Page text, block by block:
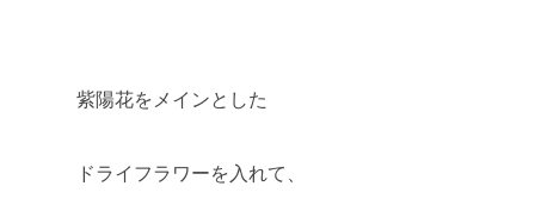
紫陽花をメインとした
ドライフラワーを入れて、